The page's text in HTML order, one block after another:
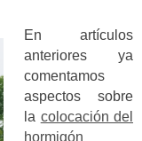
En artículos
anteriores ya
comentamos
aspectos sobre
la colocación del
hormigón